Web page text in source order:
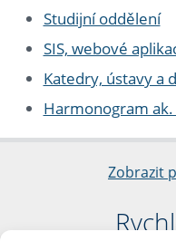
Studijní oddělení
SIS, webové
Katedry, ústavy a
Harmonogram
Zobrazit